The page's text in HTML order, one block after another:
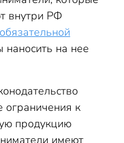
внутри РФ
на нее
ограничения к
продукцию
имеют